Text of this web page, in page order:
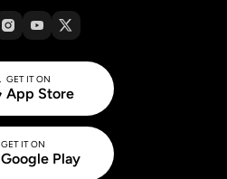
GET IT ON
App Store
GET IT ON
Google Play